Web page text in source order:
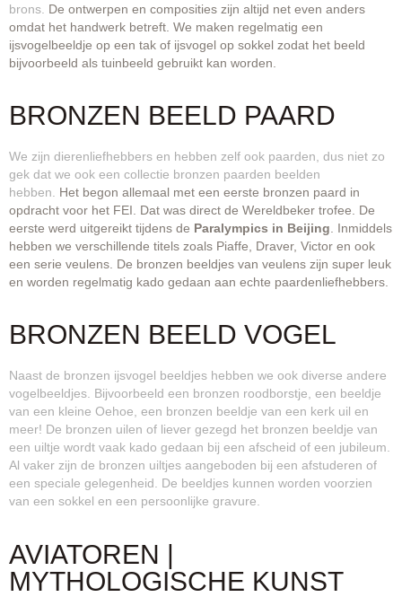
brons. De ontwerpen en composities zijn altijd net even anders
omdat het handwerk betreft. We maken regelmatig een
ijsvogelbeeldje op een tak of ijsvogel op sokkel zodat het beeld
bijvoorbeeld als tuinbeeld gebruikt kan worden.
BRONZEN BEELD PAARD
We zijn dierenliefhebbers en hebben zelf ook paarden, dus niet zo
gek dat we ook een collectie bronzen paarden beelden
hebben. Het begon allemaal met een eerste bronzen paard in
opdracht voor het FEI. Dat was direct de Wereldbeker trofee. De
eerste werd uitgereikt tijdens de Paralympics in Beijing . Inmiddels
hebben we verschillende titels zoals Piaffe, Draver, Victor en ook
een serie veulens. De bronzen beeldjes van veulens zijn super leuk
en worden regelmatig kado gedaan aan echte paardenliefhebbers.
BRONZEN BEELD VOGEL
Naast de bronzen ijsvogel beeldjes hebben we ook diverse andere
vogelbeeldjes. Bijvoorbeeld een bronzen roodborstje, een beeldje
van een kleine Oehoe, een bronzen beeldje van een kerk uil en
meer! De bronzen uilen of liever gezegd het bronzen beeldje van
een uiltje wordt vaak kado gedaan bij een afscheid of een jubileum.
Al vaker zijn de bronzen uiltjes aangeboden bij een afstuderen of
een speciale gelegenheid. De beeldjes kunnen worden voorzien
van een sokkel en een persoonlijke gravure.
AVIATOREN |
MYTHOLOGISCHE KUNST